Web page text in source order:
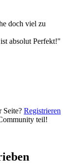
doch viel zu
absolut Perfekt!"
Seite? Registrieren
teil!